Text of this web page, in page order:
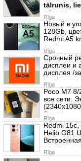
tālrunis,
mīnuss –
Rīga
Новый в
128Gb,
Redmi A5
neak
Rīga
Срочный
дисплеи и
дисплея /
touch scree
Rīga
Poco M7
все сети.
Snapd
Rīga
Redmi
Helio G81
основных
Rīga